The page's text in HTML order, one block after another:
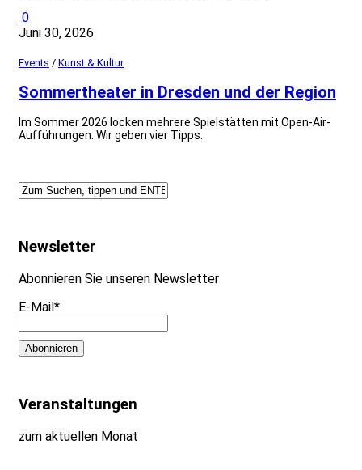
0
Juni 30, 2026
Events / Kunst & Kultur
Sommertheater in Dresden und der Region
Im Sommer 2026 locken mehrere Spielstätten mit Open-Air-
Aufführungen. Wir geben vier Tipps.
Newsletter
Abonnieren Sie unseren Newsletter
E-Mail*
Veranstaltungen
zum aktuellen Monat